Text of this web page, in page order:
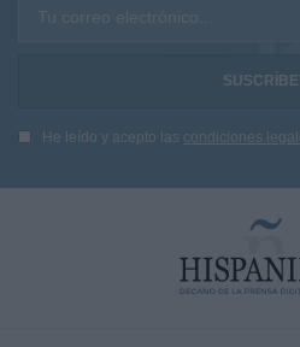
Tu correo electrónico...
He leído y acepto las condiciones